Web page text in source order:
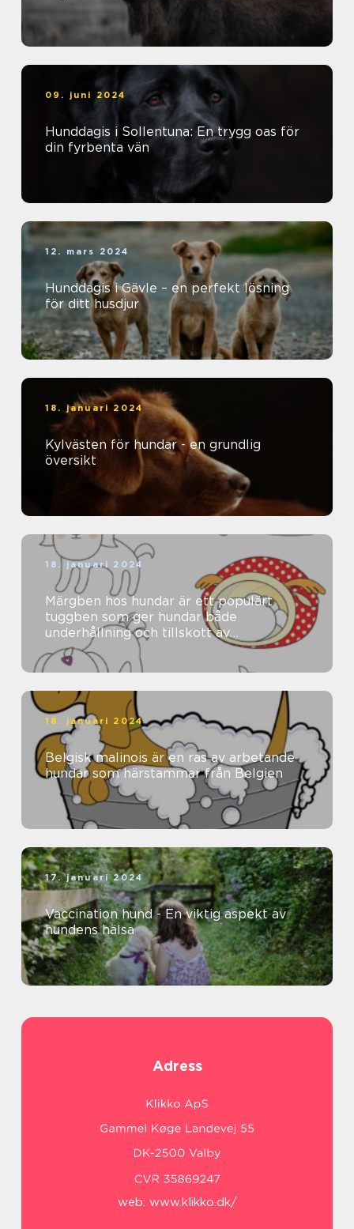
09. juni 2024
Hunddagis i Sollentuna: En trygg oas för
din fyrbenta vän
12. mars 2024
Hunddagis i Gävle – en perfekt lösning
för ditt husdjur
18. januari 2024
Kylvästen för hundar - en grundlig
översikt
18. januari 2024
Märgben hos hundar är ett populärt
tuggben som ger hundar både
underhållning och tillskott av
näringsämnen
18. januari 2024
Belgisk malinois är en ras av arbetande
hundar som härstammar från Belgien
17. januari 2024
Vaccination hund - En viktig aspekt av
hundens hälsa
Adress
web: www.klikko.dk/